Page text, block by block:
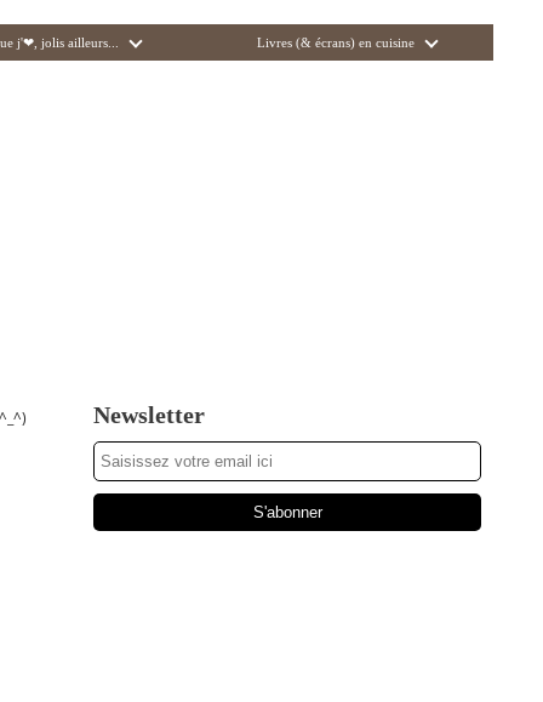
j'❤, jolis ailleurs... Livres (& écrans) en cuisine
Newsletter